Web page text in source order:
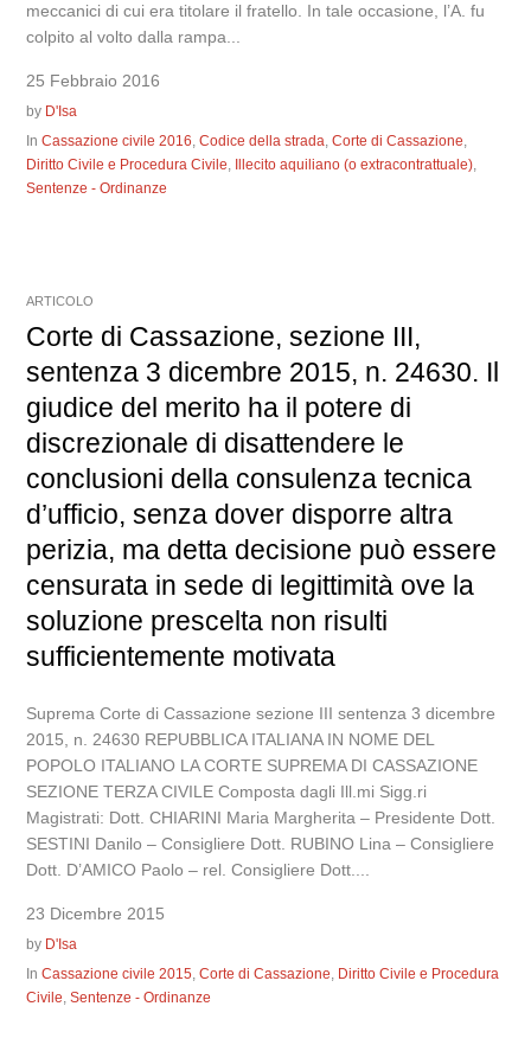
meccanici di cui era titolare il fratello. In tale occasione, l’A. fu
colpito al volto dalla rampa...
25 Febbraio 2016
by D'Isa
InCassazione civile 2016,Codice della strada,Corte di Cassazione,
Diritto Civile e Procedura Civile, Illecito aquiliano (o extracontrattuale),
Sentenze - Ordinanze
ARTICOLO
Corte di Cassazione, sezione III,
sentenza 3 dicembre 2015, n. 24630. Il
giudice del merito ha il potere di
discrezionale di disattendere le
conclusioni della consulenza tecnica
d’ufficio, senza dover disporre altra
perizia, ma detta decisione può essere
censurata in sede di legittimità ove la
soluzione prescelta non risulti
sufficientemente motivata
Suprema Corte di Cassazione sezione III sentenza 3 dicembre
2015, n. 24630 REPUBBLICA ITALIANA IN NOME DEL
POPOLO ITALIANO LA CORTE SUPREMA DI CASSAZIONE
SEZIONE TERZA CIVILE Composta dagli Ill.mi Sigg.ri
Magistrati: Dott. CHIARINI Maria Margherita – Presidente Dott.
SESTINI Danilo – Consigliere Dott. RUBINO Lina – Consigliere
Dott. D’AMICO Paolo – rel. Consigliere Dott....
23 Dicembre 2015
by D'Isa
InCassazione civile 2015,Corte di Cassazione, Diritto Civile e Procedura
Civile,Sentenze - Ordinanze